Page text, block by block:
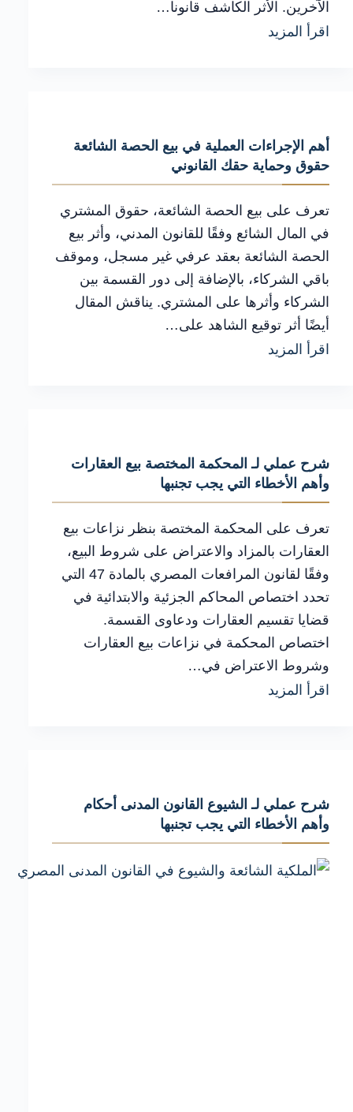
البيع
الآخرين. الأثر الكاشف قانونا…
اقرأ المزيد
للقسمة
الشركاء
وأهم
الأخطاء
التي
يجب
تجنبها
أهم الإجراءات العملية في بيع الحصة الشائعة
حقوق وحماية حقك القانوني
تعرف على بيع الحصة الشائعة، حقوق المشتري
في المال الشائع وفقًا للقانون المدني، وأثر بيع
الحصة الشائعة بعقد عرفي غير مسجل، وموقف
باقي الشركاء، بالإضافة إلى دور القسمة بين
الشركاء وأثرها على المشتري. يناقش المقال
أيضًا أثر توقيع الشاهد على…
اقرأ المزيد
الحصة
الشائعة
حقوق
وحماية
حقك
القانوني
شرح عملي لـ المحكمة المختصة بيع العقارات
وأهم الأخطاء التي يجب تجنبها
تعرف على المحكمة المختصة بنظر نزاعات بيع
العقارات بالمزاد والاعتراض على شروط البيع،
وفقًا لقانون المرافعات المصري بالمادة 47 التي
تحدد اختصاص المحاكم الجزئية والابتدائية في
قضايا تقسيم العقارات ودعاوى القسمة.
اختصاص المحكمة في نزاعات بيع العقارات
وشروط الاعتراض في…
اقرأ المزيد
بيع
العقارات
وأهم
شرح عملي لـ الشيوع القانون المدنى أحكام
وأهم الأخطاء التي يجب تجنبها